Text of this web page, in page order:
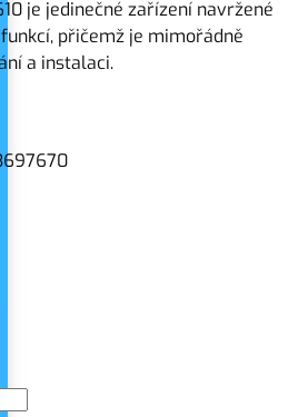
je jedinečné zařízení navržené
přičemž je mimořádně
a instalaci.